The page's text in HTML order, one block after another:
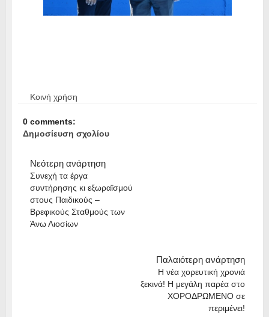
Κοινή χρήση
0 comments:
Δημοσίευση σχολίου
Νεότερη ανάρτηση
Συνεχή τα έργα
συντήρησης κι εξωραϊσμού
στους Παιδικούς –
Βρεφικούς Σταθμούς των
Άνω Λιοσίων
Παλαιότερη ανάρτηση
Η νέα χορευτική χρονιά
ξεκινά! Η μεγάλη παρέα στο
ΧΟΡΟΔΡΩΜΕΝΟ σε
περιμένει!